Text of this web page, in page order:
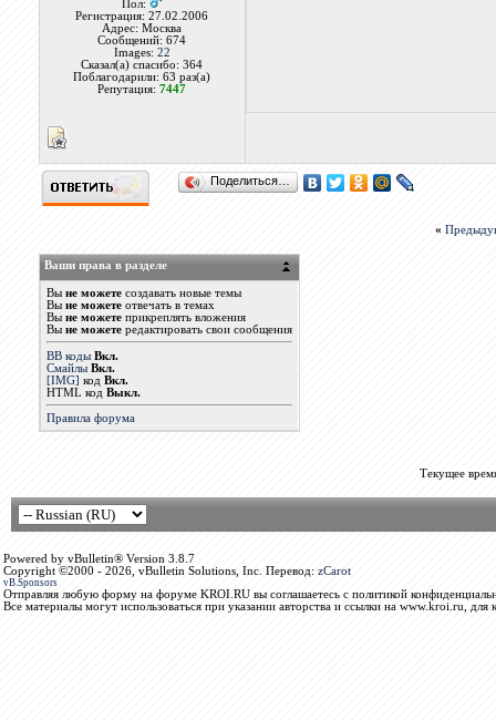
Пол:
Регистрация: 27.02.2006
Адрес: Москва
Сообщений: 674
Images: 22
Сказал(а) спасибо: 364
Поблагодарили: 63 раз(а)
Репутация:7447
Поделиться…
«
Ваши права в разделе
Вы не можетесоздавать новые темы
Вы не можетеотвечать в темах
Вы не можетеприкреплять вложения
Вы не можетередактировать свои сообщения
BB коды Вкл.
Смайлы Вкл.
[IMG] код Вкл.
HTML код Выкл.
Правила форума
Текущее
Powered by vBulletin® Version 3.8.7
Copyright ©2000 - 2026, vBulletin Solutions, Inc. Перевод: zCarot
vB.Sponsors
Отправляя любую форму на форуме KROI.RU вы соглашаетесь с политикой
Все материалы могут использоваться при указании авторства и ссылки на www.kroi.ru, для